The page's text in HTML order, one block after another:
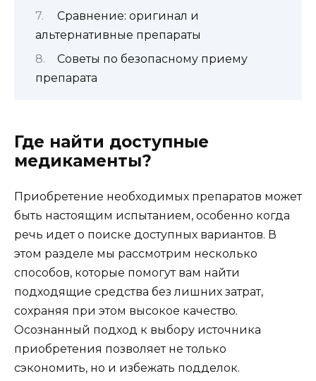
Сравнение: оригинал и
альтернативные препараты
Советы по безопасному приему
препарата
Где найти доступные
медикаменты?
Приобретение необходимых препаратов может
быть настоящим испытанием, особенно когда
речь идет о поиске доступных вариантов. В
этом разделе мы рассмотрим несколько
способов, которые помогут вам найти
подходящие средства без лишних затрат,
сохраняя при этом высокое качество.
Осознанный подход к выбору источника
приобретения позволяет не только
сэкономить, но и избежать подделок.